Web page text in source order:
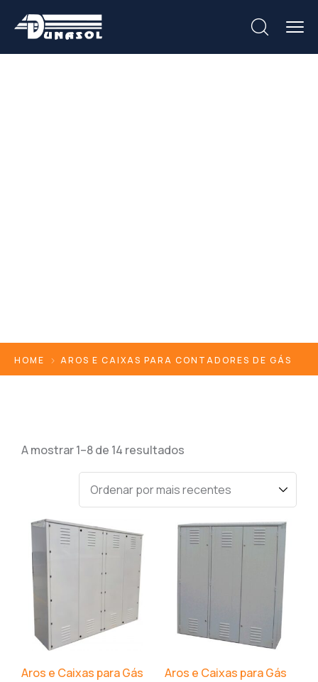
HOME AROS E CAIXAS PARA CONTADORES DE GÁS
A mostrar 1–8 de 14 resultados
Aros e Caixas para Gás
Aros e Caixas para Gás